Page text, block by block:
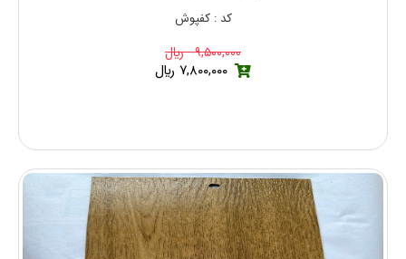
کد : کفپوش
۹,۵۰۰,۰۰۰ ريال
۷,۸۰۰,۰۰۰ ريال